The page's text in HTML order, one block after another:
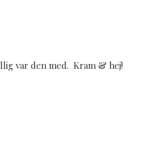
var den med. Kram & hej!